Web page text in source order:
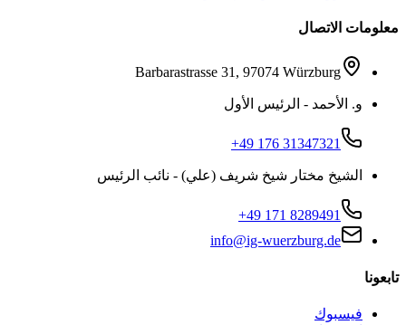
معلومات الاتصال
Barbarastrasse 31, 97074 Würzburg
و. الأحمد - الرئيس الأول
+49 176 31347321
الشيخ مختار شيخ شريف (علي) - نائب الرئيس
+49 171 8289491
info@ig-wuerzburg.de
تابعونا
فيسبوك